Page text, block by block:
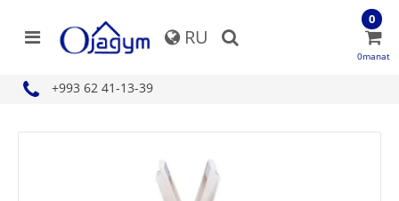
RU
+993 62 41-13-39
0
0manat